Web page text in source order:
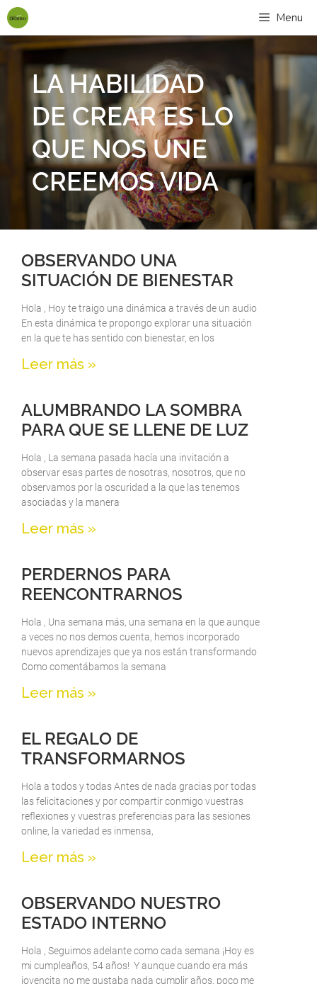
Menu
LA HABILIDAD
DE CREAR ES LO
QUE NOS UNE
CREEMOS VIDA
OBSERVANDO UNA
SITUACIÓN DE BIENESTAR
Hola , Hoy te traigo una dinámica a través de un audio
En esta dinámica te propongo explorar una situación
en la que te has sentido con bienestar, en los
Leer más »
ALUMBRANDO LA SOMBRA
PARA QUE SE LLENE DE LUZ
Hola , La semana pasada hacía una invitación a
observar esas partes de nosotras, nosotros, que no
observamos por la oscuridad a la que las tenemos
asociadas y la manera
Leer más »
PERDERNOS PARA
REENCONTRARNOS
Hola , Una semana más, una semana en la que aunque
a veces no nos demos cuenta, hemos incorporado
nuevos aprendizajes que ya nos están transformando
Como comentábamos la semana
Leer más »
EL REGALO DE
TRANSFORMARNOS
Hola a todos y todas Antes de nada gracias por todas
las felicitaciones y por compartir conmigo vuestras
reflexiones y vuestras preferencias para las sesiones
online, la variedad es inmensa,
Leer más »
OBSERVANDO NUESTRO
ESTADO INTERNO
Hola , Seguimos adelante como cada semana ¡Hoy es
mi cumpleaños, 54 años! Y aunque cuando era más
jovencita no me gustaba nada cumplir años, poco me